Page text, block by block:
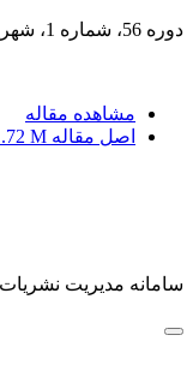
دوره 56، شماره 1، شهریور 2023، صفحه
مشاهده مقاله
اصل مقاله M
سامانه مدیریت